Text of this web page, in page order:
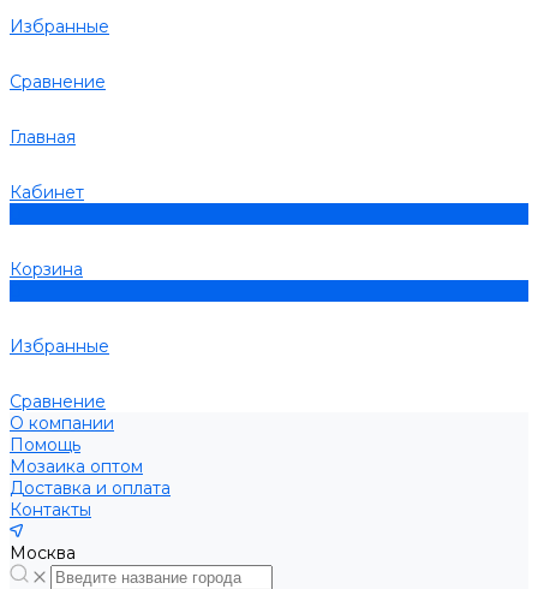
Избранные
Сравнение
Главная
Кабинет
Корзина
Избранные
Сравнение
О компании
Помощь
Мозаика оптом
Доставка и оплата
Контакты
Москва